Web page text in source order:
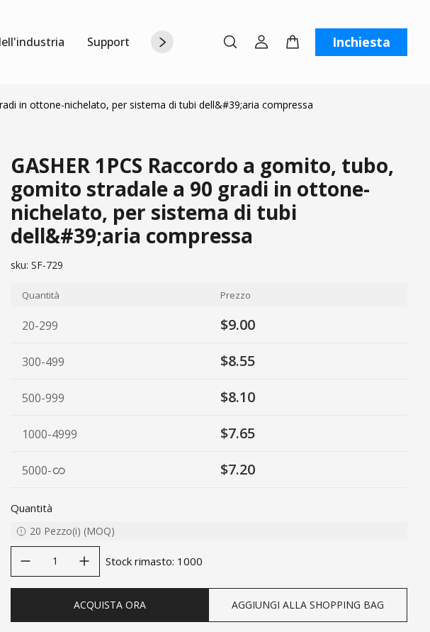
Supporto Chi siamo Contattaci Inchiesta
in ottone-nichelato, per sistema di tubi dell&#39;aria compressa
GASHER 1PCS Raccordo a gomito, tubo,
gomito stradale a 90 gradi in ottone-
nichelato, per sistema di tubi
dell&#39;aria compressa
sku: SF-729
Quantità Prezzo
20-299 $9.00
300-499 $8.55
500-999 $8.10
1000-4999 $7.65
5000- $7.20
Quantità
20 Pezzo(i) (MOQ)
Stock rimasto: 1000
ACQUISTA ORA AGGIUNGI ALLA SHOPPING BAG